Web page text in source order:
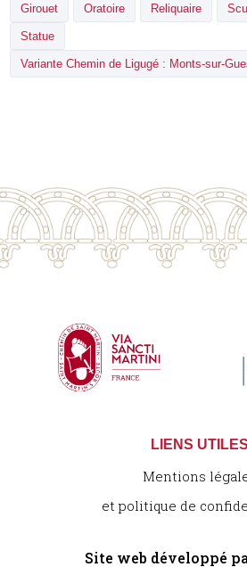
Girouet Oratoire Reliquaire
Statue
Variante Chemin de Ligugé : Monts-sur-
LIENS UTILES
Mentions
et politique de
Site web développé